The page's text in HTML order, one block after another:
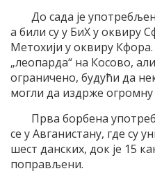
До сада је
а били су у БиХ у оквиру
Метохији у оквиру Кфора.
„леопарда“ на Косово,
ограничено, будући да
могли да издрже
Прва борбена
се у Авганистану, где су
шест данских, док је 15
поправљени.